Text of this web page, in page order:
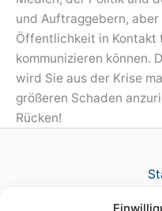
und Auftraggebern,
Öffentlichkeit in Kontakt
kommunizieren können.
wird Sie aus der Krise
größeren Schaden
Rücken!